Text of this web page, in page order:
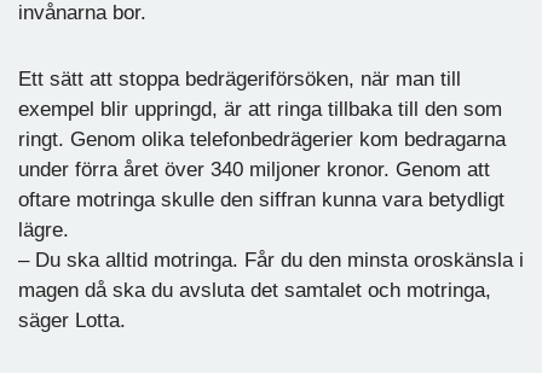
invånarna bor.
Ett sätt att stoppa bedrägeriförsöken, när man till
exempel blir uppringd, är att ringa tillbaka till den som
ringt. Genom olika telefonbedrägerier kom bedragarna
under förra året över 340 miljoner kronor. Genom att
oftare motringa skulle den siffran kunna vara betydligt
lägre.
– Du ska alltid motringa. Får du den minsta oroskänsla i
magen då ska du avsluta det samtalet och motringa,
säger Lotta.